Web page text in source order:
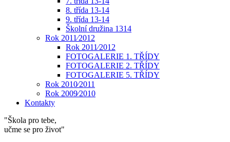
8. třída 13-14
9. třída 13-14
Školní družina 1314
Rok 2011⁄2012
Rok 2011⁄2012
FOTOGALERIE 1. TŘÍDY
FOTOGALERIE 2. TŘÍDY
FOTOGALERIE 5. TŘÍDY
Rok 2010⁄2011
Rok 2009⁄2010
Kontakty
"Škola pro tebe,
učme se pro život"